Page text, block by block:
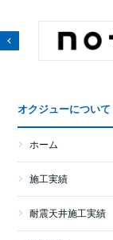
オクジューについて
ホーム
施工実績
耐震天井施工実績